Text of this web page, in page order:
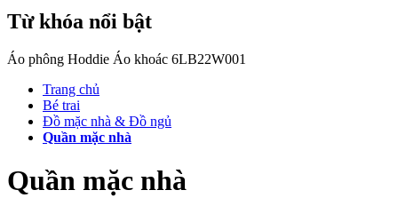
Từ khóa nổi bật
Áo phông Hoddie Áo khoác 6LB22W001
Trang chủ
Bé trai
Đồ mặc nhà & Đồ ngủ
Quần mặc nhà
Quần mặc nhà